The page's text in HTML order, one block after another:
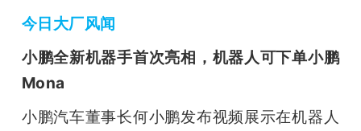
今日大厂风闻
小鹏全新机器手首次亮相，机器人可下单小鹏
Mona
小鹏汽车董事长何小鹏发布视频展示在机器人